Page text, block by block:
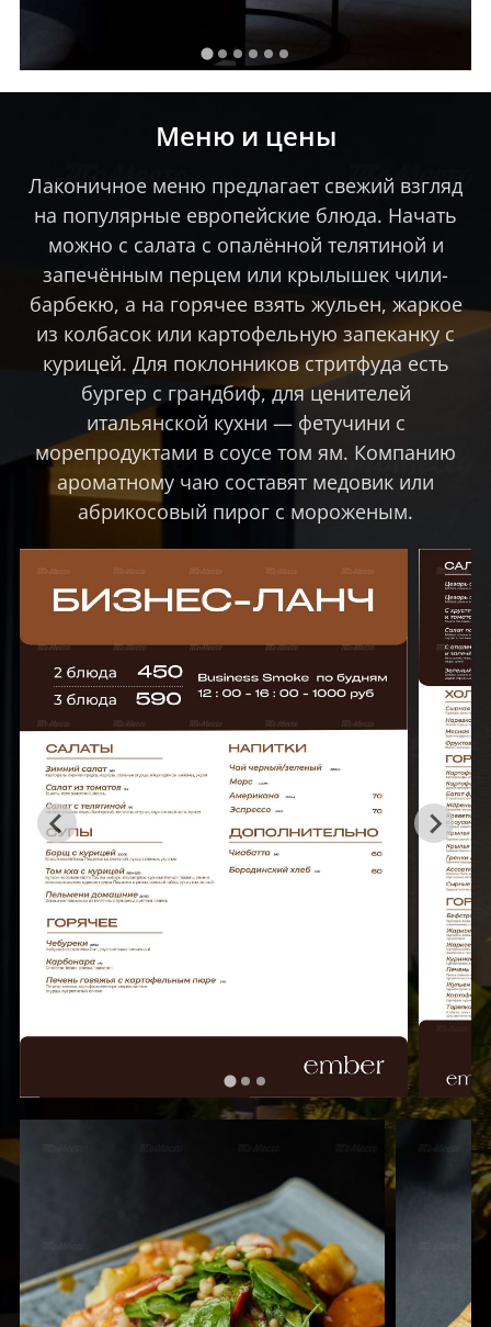
Меню и цены
Лаконичное меню предлагает свежий взгляд
на популярные европейские блюда. Начать
можно с салата с опалённой телятиной и
запечённым перцем или крылышек чили-
барбекю, а на горячее взять жульен, жаркое
из колбасок или картофельную запеканку с
курицей. Для поклонников стритфуда есть
бургер с грандбиф, для ценителей
итальянской кухни — фетучини с
морепродуктами в соусе том ям. Компанию
ароматному чаю составят медовик или
абрикосовый пирог с мороженым.